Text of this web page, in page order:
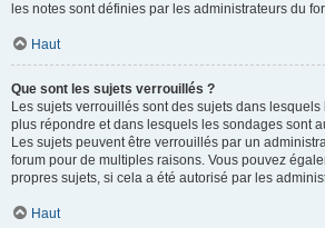
les notes sont définies par les administrateurs du
Haut
Que sont les sujets verrouillés ?
Les sujets verrouillés sont des sujets dans
plus répondre et dans lesquels les sondages sont
Les sujets peuvent être verrouillés par un
forum pour de multiples raisons. Vous pouvez
propres sujets, si cela a été autorisé par les
Haut